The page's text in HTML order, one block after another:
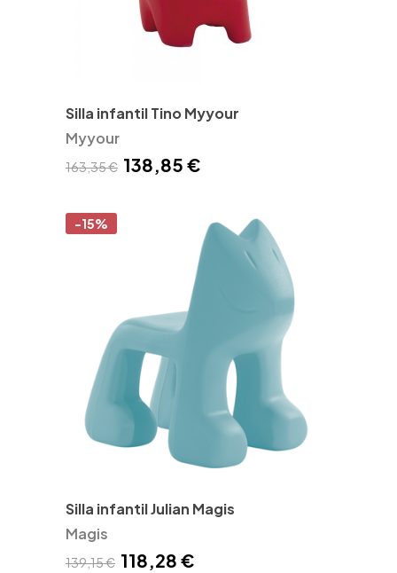
Silla infantil Tino Myyour
Myyour
163,35 € 138,85 €
-15%
Silla infantil Julian Magis
Magis
139,15 € 118,28 €